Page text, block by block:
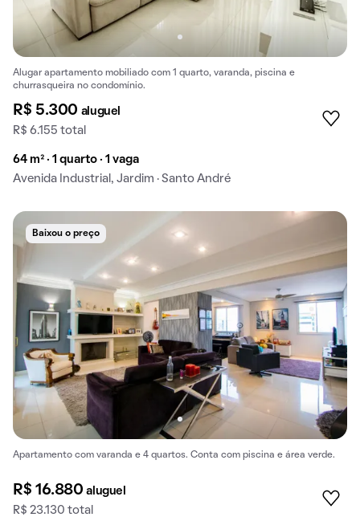
Alugar apartamento mobiliado com 1 quarto, varanda, piscina e
churrasqueira no condomínio.
R$ 5.300 aluguel
R$ 6.155 total
64 m² · 1 quarto · 1 vaga
Avenida Industrial, Jardim · Santo André
Baixou o preço
Apartamento com varanda e 4 quartos. Conta com piscina e área verde.
R$ 16.880aluguel
R$ 23.130 total